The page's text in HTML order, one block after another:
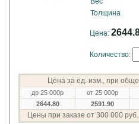
Толщина
Цена:
Количество:
Цена за ед. изм., при
до 25 000р от 25 000р
2644.80
2591.90
Цены при заказе от 300 000